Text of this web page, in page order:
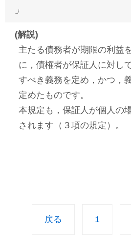
」
(解説)
主たる債務者が期限の利益
に，債権者が保証人に対し
すべき義務を定め，かつ，
定めたものです。
本規定も，保証人が個人の
されます（３項の規定）。
戻る 1